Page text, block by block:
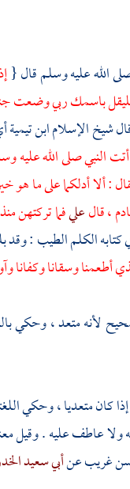
الله عليه وسلم قال {
باسمك ربي وضعت
شيخ الإسلامابن تيمية
أتت النبي صلى الله عليه
أدلكما على ما هو
، قالعليفما تركتهن
كتابه الكلم الطيب : وقد
أطعمنا وسقانا وكفانا
لأنه متعد ، وحكي
كان متعديا ، وحكي
عاطف عليه . وقيل
غريب عنأبي سعيد